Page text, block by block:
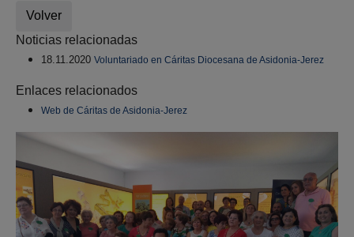
Volver
Noticias relacionadas
18.11.2020 Voluntariado en Cáritas Diocesana de Asidonia-Jerez
Enlaces relacionados
Web de Cáritas de Asidonia-Jerez